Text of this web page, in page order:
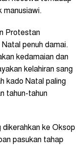
manusiawi.
Protestan
penuh damai.
kedamaian dan
kelahiran sang
kado Natal paling
tahun-tahun
dikerahkan ke Oksop
pasukan tahap